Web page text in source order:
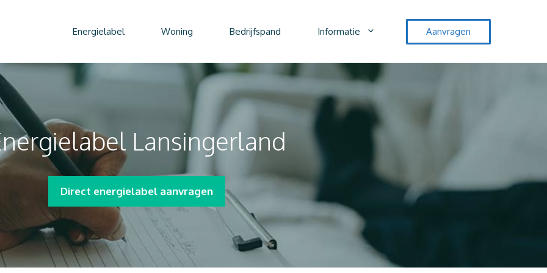
Energielabel Woning Bedrijfspand Informatie Aanvragen
Lansingerland
Direct energielabel aanvragen